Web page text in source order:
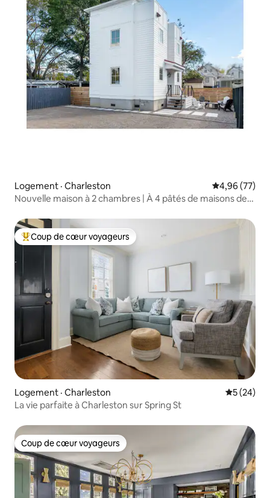
Logement · Charleston Note
4,96 (77)
Nouvelle maison à 2 chambres | À 4 pâtés de maisons de
Coup de cœur voyageurs parmi les plus aimés
Coup de cœur voyageurs
Logement · Charleston Note
5 (24)
La vie parfaite à Charleston sur Spring St
Coup de cœur voyageurs
Coup de cœur voyageurs